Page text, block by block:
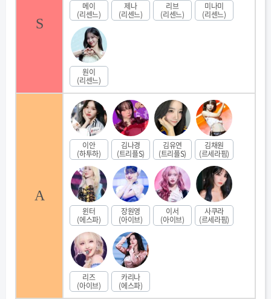
S
메이
(리센느)
제나
(리센느)
리브
(리센느)
미나미
(리센느)
원이
(리센느)
A
이안
(하투하)
김나경
(트리플S)
김유연
(트리플S)
김채원
(르세라핌)
윈터
(에스파)
장원영
(아이브)
이서
(아이브)
사쿠라
(르세라핌)
리즈
(아이브)
카리나
(에스파)